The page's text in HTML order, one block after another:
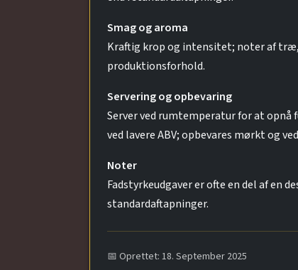
Smag og aroma
Kraftig krop og intensitet; noter af
produktionsforhold.
Servering og opbevaring
Server ved rumtemperatur for at
ved lavere ABV; opbevares mørkt og
Noter
Fadstyrkeudgaver er ofte en del af
standardaftapninger.
📅 Oprettet: 18. September 2025